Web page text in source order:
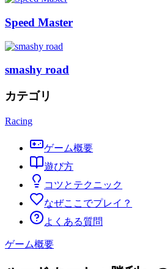
Speed Master
smashy road
カテゴリ
Racing
ゲーム概要
遊び方
コツとテクニック
なぜここでプレイ？
よくある質問
ゲーム概要